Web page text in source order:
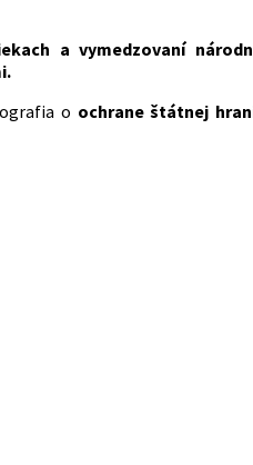
a vymedzovaní
o ochrane štátnej